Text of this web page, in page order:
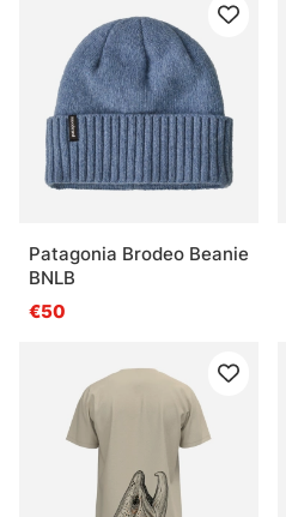
Patagonia Brodeo Beanie
BNLB
€50